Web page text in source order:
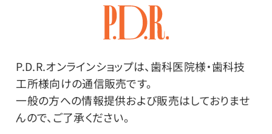
P.D.R.オンラインショップは、歯科医院様・歯科技
工所様向けの通信販売です。
一般の方への情報提供および販売はしておりませ
んので、ご了承ください。
プには「食品、添加物等の規格基準第3」という検査を通
った物と通っていない物があります。検査に出された紙
コップが、紙に触れた液体を体内に取り込むこともあり
得るとして、体に害のある物質が溶け出さないかなど
様々な検査を受け、適合した紙コップが「飲料用」として
分類されます。検査に出さない紙コップは、紙に触れた
液体を体内に取り込むことは想定外として作られていま